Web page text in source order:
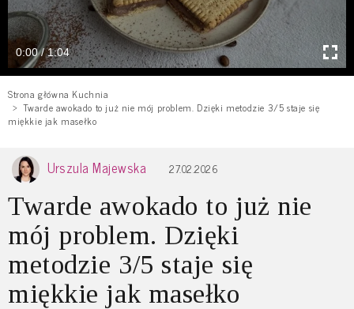
0:00 / 1:04
Strona główna Kuchnia
Twarde awokado to już nie mój problem. Dzięki metodzie 3/5 staje się
miękkie jak masełko
Urszula Majewska 27.02.2026
Twarde awokado to już nie
mój problem. Dzięki
metodzie 3/5 staje się
miękkie jak masełko